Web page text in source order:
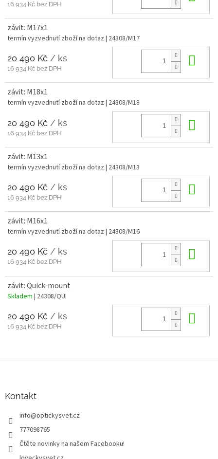
16 934 Kč bez DPH
závit: M17x1
termín vyzvednutí zboží na dotaz | 24308/M17
20 490 Kč / ks
16 934 Kč bez DPH
závit: M18x1
termín vyzvednutí zboží na dotaz | 24308/M18
20 490 Kč / ks
16 934 Kč bez DPH
závit: M13x1
termín vyzvednutí zboží na dotaz | 24308/M13
20 490 Kč / ks
16 934 Kč bez DPH
závit: M16x1
termín vyzvednutí zboží na dotaz | 24308/M16
20 490 Kč / ks
16 934 Kč bez DPH
závit: Quick-mount
Skladem | 24308/QUI
20 490 Kč / ks
16 934 Kč bez DPH
Kontakt
info@optickysvet.cz
777098765
Čtěte novinky na našem Facebooku!